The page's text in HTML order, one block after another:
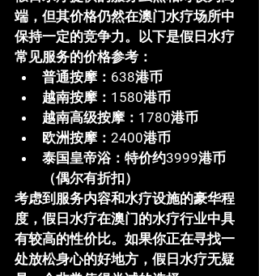
端，但其价格仍然在澳门水疗场所中
保持一定的竞争力。以下是假日水疗
常见服务的价格参考：
普通按摩 ：638港币
越南按摩 ：1580港币
越南高级按摩 ：1780港币
欧洲按摩 ：2400港币
泰国皇帝浴：特价约3999港币
（偶尔有折扣）
考虑到服务内容和水疗设施的豪华程
度， 假日水疗在澳门的水疗行业中具
有较高的性价比。如果你正在寻找一
处放松身心的好地方，假日水疗无疑